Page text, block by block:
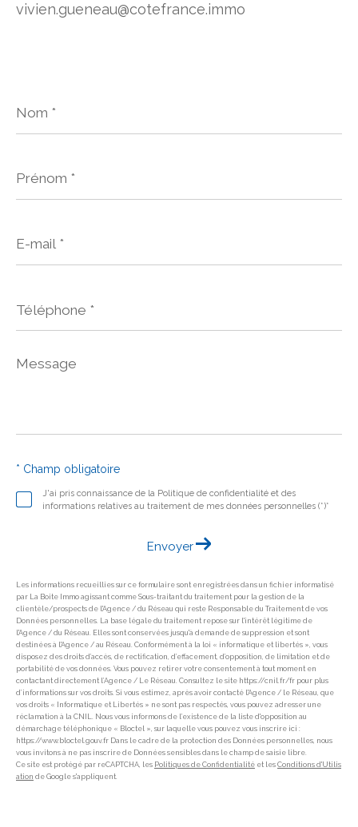
vivien.gueneau@cotefrance.immo
*
*
mail
*
Message
J'ai pris connaissance de la Politique de confidentialité et des
informations relatives au traitement de mes données personnelles (*)*
* Champ obligatoire
Envoyer
Les informations recueillies sur ce formulaire sont enregistrées dans un fichier informatisé
par La Boite Immo agissant comme Sous-traitant du traitement pour la gestion de la
clientèle/prospects de l'Agence / du Réseau qui reste Responsable du Traitement de vos
Données personnelles. La base légale du traitement repose sur l'intérêt légitime de
l'Agence / du Réseau. Elles sont conservées jusqu'à demande de suppression et sont
destinées à l'Agence / au Réseau. Conformément à la loi « informatique et libertés », vous
disposez des droits d’accès, de rectification, d’effacement, d’opposition, de limitation et de
portabilité de vos données. Vous pouvez retirer votre consentement à tout moment en
contactant directement l’Agence / Le Réseau. Consultez le site https://cnil.fr/fr pour plus
d’informations sur vos droits. Si vous estimez, après avoir contacté l'Agence / le Réseau, que
vos droits « Informatique et Libertés » ne sont pas respectés, vous pouvez adresser une
réclamation à la CNIL. Nous vous informons de l’existence de la liste d'opposition au
démarchage téléphonique « Bloctel », sur laquelle vous pouvez vous inscrire ici :
https://www.bloctel.gouv.fr Dans le cadre de la protection des Données personnelles, nous
vous invitons à ne pas inscrire de Données sensibles dans le champ de saisie libre.
Ce site est protégé par reCAPTCHA, les Politiques de Confidentialité et les Conditions d'Utilis
ation de Google s'appliquent.